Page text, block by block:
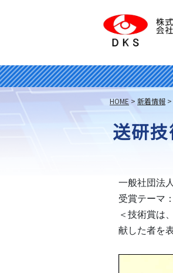
HOME > 新着情報 >
送研
一般社団法
受賞テーマ
＜技術賞は
献した者を